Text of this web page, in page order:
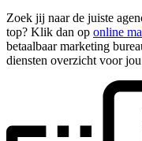
Zoek jij naar de juiste
top? Klik dan op online
betaalbaar marketing
diensten overzicht voor